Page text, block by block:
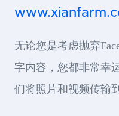
无论您是考虑抛弃
字内容，您都非常幸
们将照片和视频传输